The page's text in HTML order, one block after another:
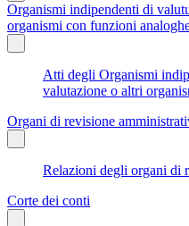
Organismi indipendenti di
organismi con funzioni
Atti degli Organismi
valutazione o altri
Organi di revisione
Relazioni degli organi di
Corte dei conti